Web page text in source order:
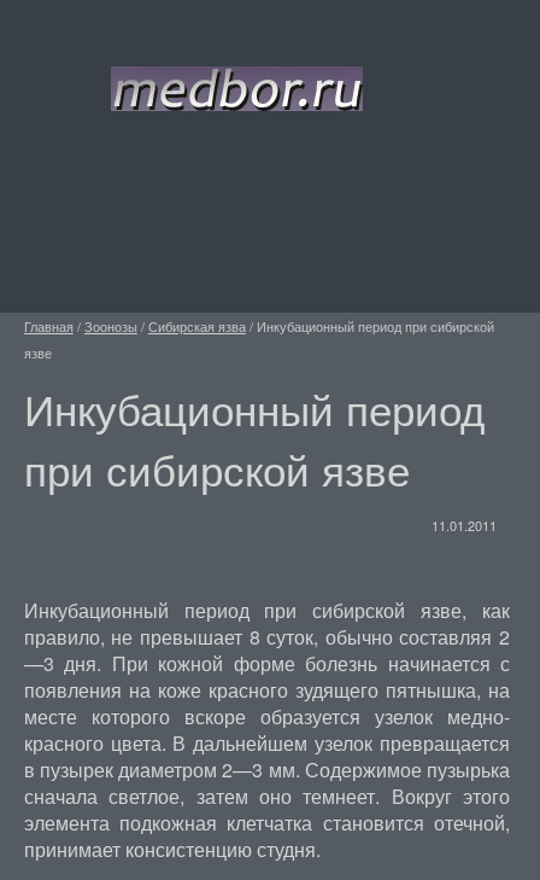
Главная /Зоонозы /Сибирская язва/ Инкубационный период при сибирской
язве
Инкубационный период
при сибирской язве
11.01.2011
Инкубационный период при сибирской язве, как
правило, не превышает 8 суток, обычно составляя 2
—3 дня. При кожной форме болезнь начинается с
появления на коже красного зудящего пятнышка, на
месте которого вскоре образуется узелок медно-
красного цвета. В дальнейшем узелок превращается
в пузырек диаметром 2—3 мм. Содержимое пузырька
сначала светлое, затем оно темнеет. Вокруг этого
элемента подкожная клетчатка становится отечной,
принимает консистенцию студня.